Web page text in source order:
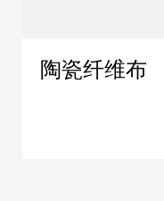
陶瓷纤维布